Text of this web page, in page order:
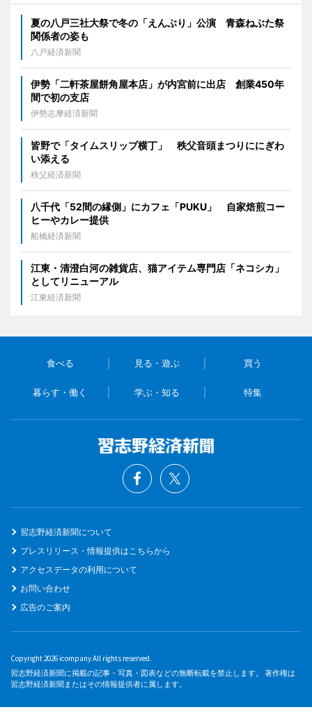
夏の八戸三社大祭で冬の「えんぶり」公演 青森ねぶた祭
関係者の姿も
八戸経済新聞
伊勢「二軒茶屋餅角屋本店」が内宮前に出店 創業450年
間で初の支店
伊勢志摩経済新聞
皆野で「タイムスリップ横丁」 秩父音頭まつりににぎわ
い添える
秩父経済新聞
八千代「52間の縁側」にカフェ「PUKU」 自家焙煎コー
ヒーやカレー提供
船橋経済新聞
江東・清澄白河の雑貨店、猫アイテム専門店「ネコシカ」
としてリニューアル
江東経済新聞
食べる 見る・遊ぶ 買う
暮らす・働く 学ぶ・知る 特集
習志野経済新聞について
プレスリリース・情報提供はこちらから
アクセスデータの利用について
お問い合わせ
広告のご案内
Copyright 2026 icompany All rights reserved.
習志野経済新聞に掲載の記事・写真・図表などの無断転載を禁止します。 著作権は
習志野経済新聞またはその情報提供者に属します。